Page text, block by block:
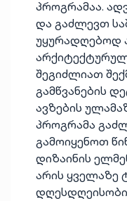
პროგრამაა.
და გაძლევთ
უყურადღებოდ
შეგიძლიათ
გამწვანების
ავზების
პროგრამა
გამოიყენოთ
დიზაინის
არის ყველაზე